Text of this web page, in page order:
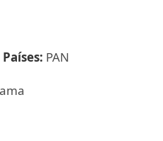
PAN